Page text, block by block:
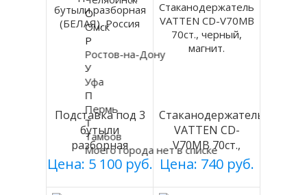
Подставка под 3
бутыли
разборная
(БЕЛАЯ), Россия
Цена: 5 100 руб.
Стаканодержатель
VATTEN CD-
V70MB 70ст.,
черный, магнит.
Цена: 740 руб.
О
Омск
Р
Ростов-на-Дону
У
Уфа
П
Пермь
Т
Тамбов
Моего города нет в списке